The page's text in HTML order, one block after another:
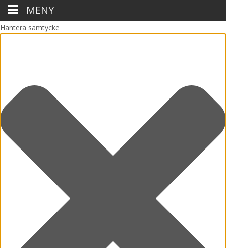
Hantera samtycke
MENY